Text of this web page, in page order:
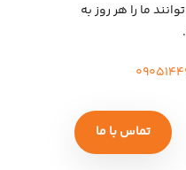
ما را هر روز به
تماس با ما